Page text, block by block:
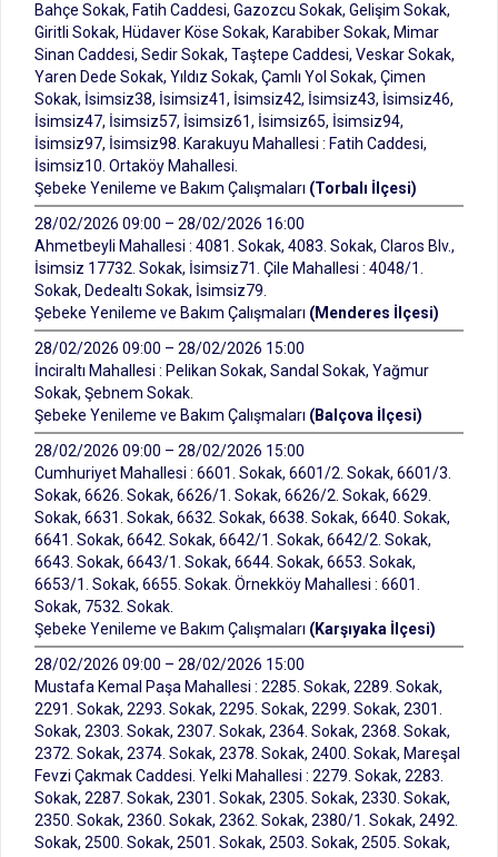
Bahçe Sokak, Fatih Caddesi, Gazozcu Sokak, Gelişim Sokak,
Giritli Sokak, Hüdaver Köse Sokak, Karabiber Sokak, Mimar
Sinan Caddesi, Sedir Sokak, Taştepe Caddesi, Veskar Sokak,
Yaren Dede Sokak, Yıldız Sokak, Çamlı Yol Sokak, Çimen
Sokak, İsimsiz38, İsimsiz41, İsimsiz42, İsimsiz43, İsimsiz46,
İsimsiz47, İsimsiz57, İsimsiz61, İsimsiz65, İsimsiz94,
İsimsiz97, İsimsiz98. Karakuyu Mahallesi : Fatih Caddesi,
İsimsiz10. Ortaköy Mahallesi.
Şebeke Yenileme ve Bakım Çalışmaları (Torbalı İlçesi)
28/02/2026 09:00 – 28/02/2026 16:00
Ahmetbeyli Mahallesi : 4081. Sokak, 4083. Sokak, Claros Blv.,
İsimsiz 17732. Sokak, İsimsiz71. Çile Mahallesi : 4048/1.
Sokak, Dedealtı Sokak, İsimsiz79.
Şebeke Yenileme ve Bakım Çalışmaları (Menderes İlçesi)
28/02/2026 09:00 – 28/02/2026 15:00
İnciraltı Mahallesi : Pelikan Sokak, Sandal Sokak, Yağmur
Sokak, Şebnem Sokak.
Şebeke Yenileme ve Bakım Çalışmaları (Balçova İlçesi)
28/02/2026 09:00 – 28/02/2026 15:00
Cumhuriyet Mahallesi : 6601. Sokak, 6601/2. Sokak, 6601/3.
Sokak, 6626. Sokak, 6626/1. Sokak, 6626/2. Sokak, 6629.
Sokak, 6631. Sokak, 6632. Sokak, 6638. Sokak, 6640. Sokak,
6641. Sokak, 6642. Sokak, 6642/1. Sokak, 6642/2. Sokak,
6643. Sokak, 6643/1. Sokak, 6644. Sokak, 6653. Sokak,
6653/1. Sokak, 6655. Sokak. Örnekköy Mahallesi : 6601.
Sokak, 7532. Sokak.
Şebeke Yenileme ve Bakım Çalışmaları (Karşıyaka İlçesi)
28/02/2026 09:00 – 28/02/2026 15:00
Mustafa Kemal Paşa Mahallesi : 2285. Sokak, 2289. Sokak,
2291. Sokak, 2293. Sokak, 2295. Sokak, 2299. Sokak, 2301.
Sokak, 2303. Sokak, 2307. Sokak, 2364. Sokak, 2368. Sokak,
2372. Sokak, 2374. Sokak, 2378. Sokak, 2400. Sokak, Mareşal
Fevzi Çakmak Caddesi. Yelki Mahallesi : 2279. Sokak, 2283.
Sokak, 2287. Sokak, 2301. Sokak, 2305. Sokak, 2330. Sokak,
2350. Sokak, 2360. Sokak, 2362. Sokak, 2380/1. Sokak, 2492.
Sokak, 2500. Sokak, 2501. Sokak, 2503. Sokak, 2505. Sokak,